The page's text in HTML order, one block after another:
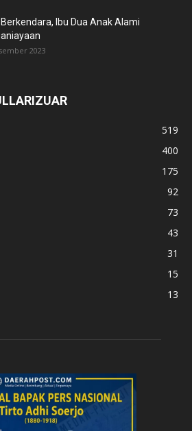
Ibu Dua Anak Alami
2023
519
400
175
92
73
43
31
15
13